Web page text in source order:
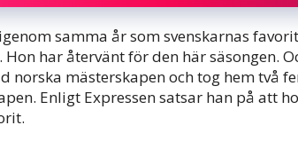
samma år som svenskarnas
har återvänt för den här säsongen.
norska mästerskapen och tog hem två
Enligt Expressen satsar han på att